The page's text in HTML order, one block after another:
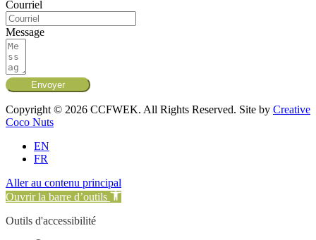
Courriel
Message
Envoyer
Copyright © 2026 CCFWEK. All Rights Reserved. Site by Creative
Coco Nuts
EN
FR
Aller au contenu principal
Ouvrir la barre d’outils
Outils d'accessibilité